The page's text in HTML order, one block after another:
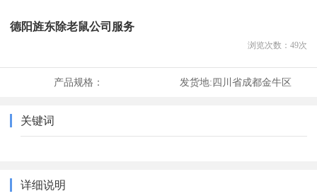
德阳旌东除老鼠公司服务
浏览次数： 49次
产品规格： 发货地:四川省成都金牛区
关键词
详细说明